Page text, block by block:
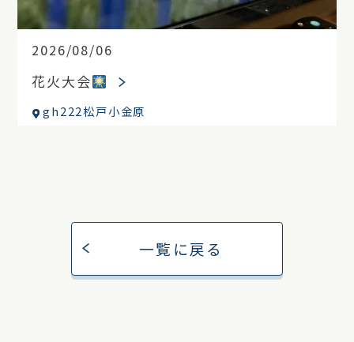
2026/08/06
花火大会
gh222松戸小金原
一覧に戻る